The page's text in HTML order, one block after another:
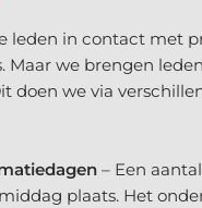
leden in contact met
Maar we brengen
doen we via
– Een
plaats. Het